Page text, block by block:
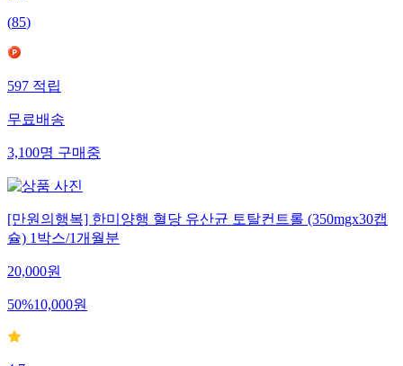
(85)
597적립
무료배송
3,100명구매중
[만원의행복] 한미양행 혈당 유산균 토탈컨트롤 (350mgx30캡
슐) 1박스/1개월분
20,000원
50%10,000원